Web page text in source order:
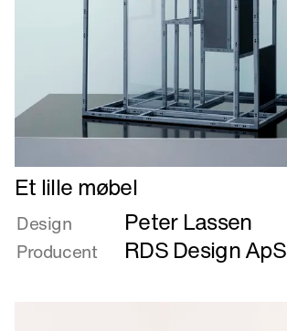
Læs
mere
om
Et
lille
Et lille møbel
Design Peter Lassen
Producent RDS Design ApS